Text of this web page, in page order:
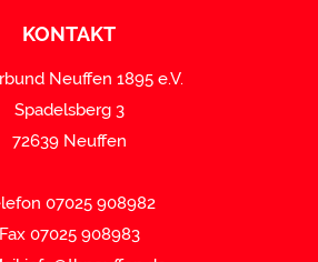
KONTAKT
Neuffen 1895 e.V.
Spadelsberg 3
72639 Neuffen
07025 908982
Fax 07025 908983